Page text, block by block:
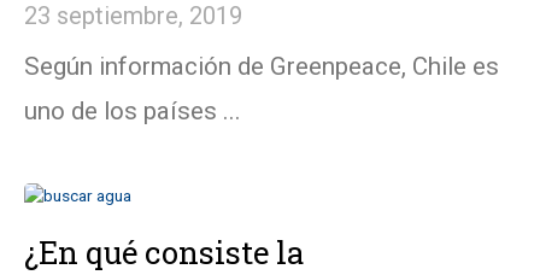
23 septiembre, 2019
Según información de Greenpeace, Chile es
uno de los países ...
¿En qué consiste la